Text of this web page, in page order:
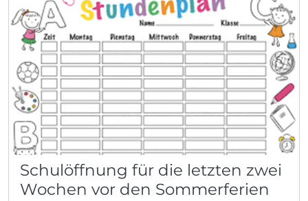
Schulöffnung für die letzten zwei
Wochen vor den Sommerferien